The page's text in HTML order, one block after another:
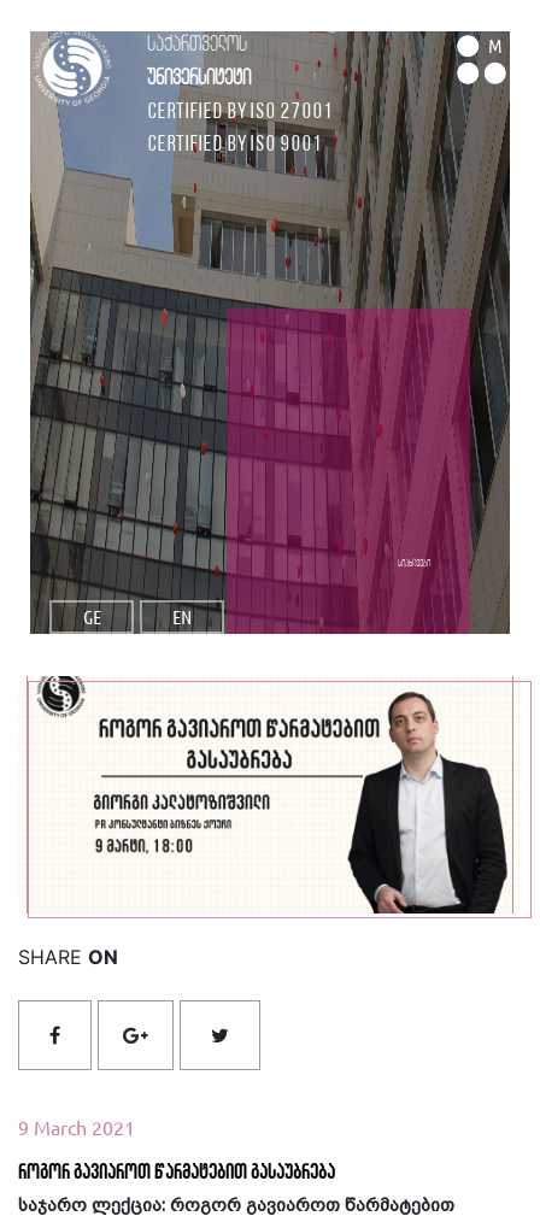
საქართველოს
უნივერსიტეტი
Certified by ISO 27001
Certified by ISO 9001
M
GE EN
სიახლეები
იხილეთ მეტი
SHARE ON
9 March 2021
როგორ გავიაროთ წარმატებით გასაუბრება
საჯარო ლექცია: როგორ გავიაროთ წარმატებით